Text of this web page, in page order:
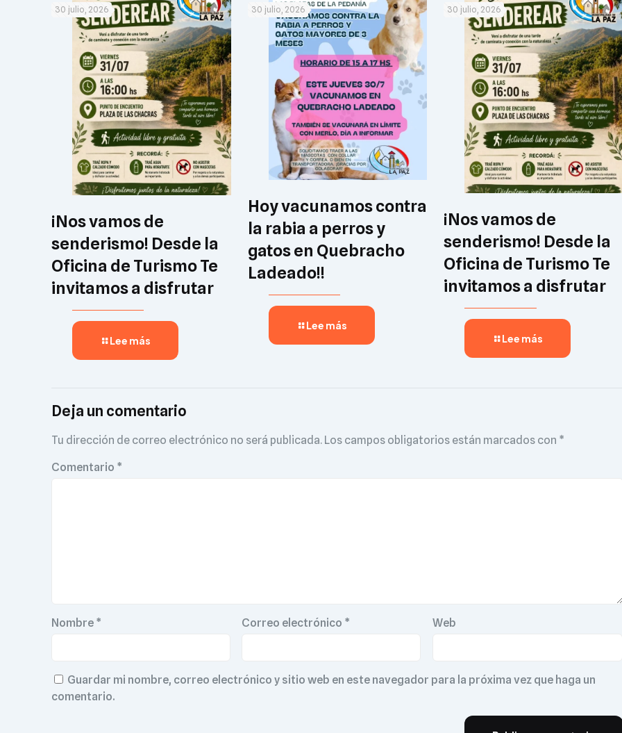
30 julio, 2026
¡Nos vamos de
senderismo! Desde la
Oficina de Turismo Te
invitamos a disfrutar
Lee más
30 julio, 2026
Hoy vacunamos contra
la rabia a perros y
gatos en Quebracho
Ladeado!!
Lee más
30 julio, 2026
¡Nos vamos de
senderismo! Desde la
Oficina de Turismo Te
invitamos a disfrutar
Lee más
Deja un comentario
Tu dirección de correo electrónico no será publicada. Los campos obligatorios están marcados con *
Comentario *
Nombre * Correo electrónico * Web
Guardar mi nombre, correo electrónico y sitio web en este navegador para la próxima vez que haga un
comentario.